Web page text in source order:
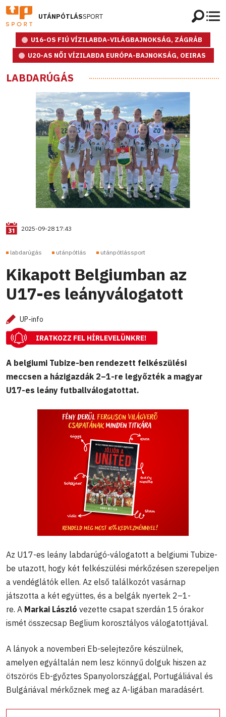
UTÁNPÓTLÁSSPORT
U16-OS FIÚ VÍZILABDA-VILÁGBAJNOKSÁG, ZÁGRÁB
U20-AS NŐI VÍZILABDA EURÓPA-BAJNOKSÁG, OEIRAS
LABDARÚGÁS
2025-09-28 17:43
labdarúgás utánpótlás utánpótlássport
Kikapott Belgiumban az
U17-es leányválogatott
UP-info
IRATKOZZ FEL HÍRLEVELÜNKRE!
A belgiumi Tubize-ben rendezett felkészülési
meccsen a házigazdák 2–1-re legyőzték a magyar
U17-es leány futballválogatottat.
Az U17-es leány labdarúgó-válogatott a belgiumi Tubize-
be utazott, hogy két felkészülési mérkőzésen szerepeljen
a vendéglátók ellen. Az első találkozót vasárnap
játszotta a két együttes, és a belgák nyertek 2–1-
re. A Markai László vezette csapat szerdán 15 órakor
ismét összecsap Beglium korosztályos válogatottjával.
A lányok a novemberi Eb-selejtezőre készülnek,
amelyen egyáltalán nem lesz könnyű dolguk hiszen az
ötszörös Eb-győztes Spanyolországgal, Portugáliával és
Bulgáriával mérkőznek meg az A-ligában maradásért.